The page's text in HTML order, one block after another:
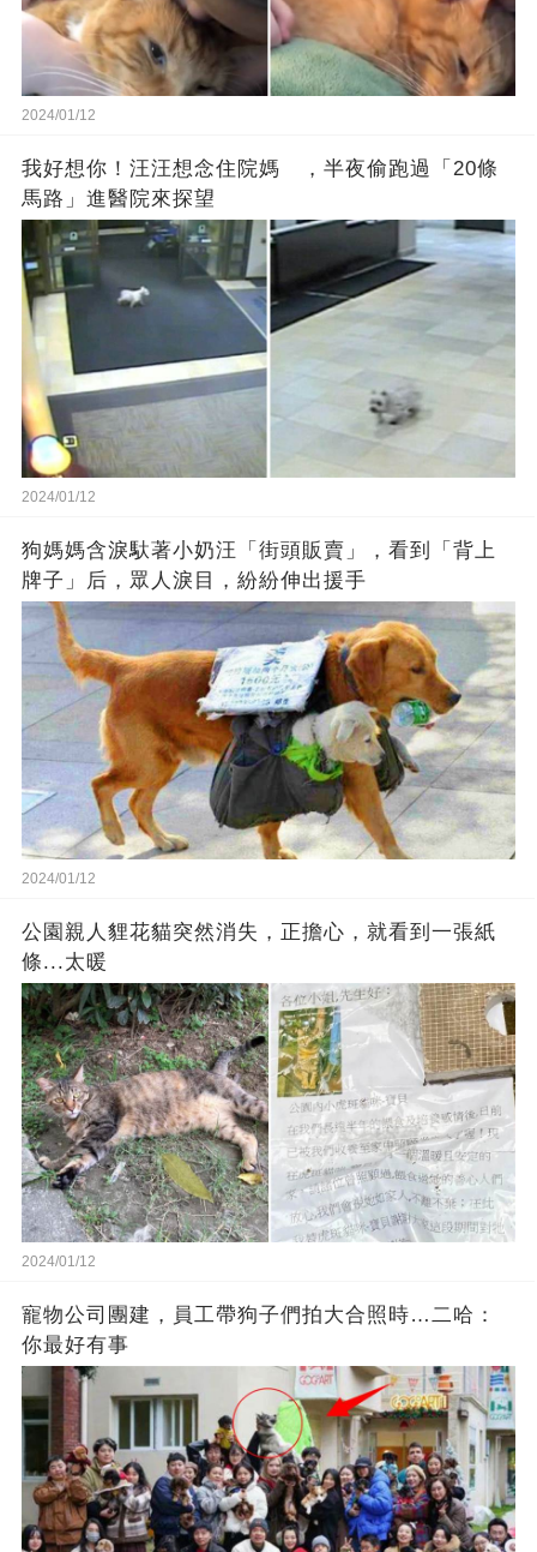
2024/01/12
我好想你！汪汪想念住院媽 ，半夜偷跑過「20條
馬路」進醫院來探望
2024/01/12
狗媽媽含淚馱著小奶汪「街頭販賣」，看到「背上
牌子」后，眾人淚目，紛紛伸出援手
2024/01/12
公園親人貍花貓突然消失，正擔心，就看到一張紙
條...太暖
2024/01/12
寵物公司團建，員工帶狗子們拍大合照時…二哈：
你最好有事